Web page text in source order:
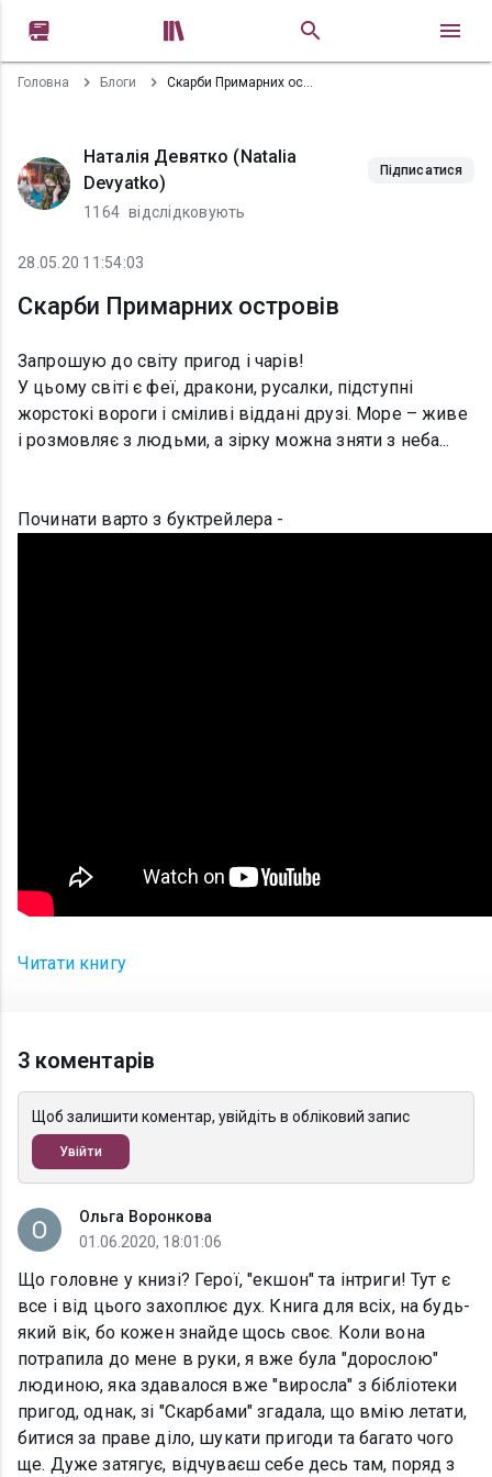
 
Головна Блоги Скарби Примарних островів
Наталія Девятко (Natalia
Devyatko)
Підписатися
1164 відслідковують
28.05.20 11:54:03
Скарби Примарних островів
Запрошую до світу пригод і чарів!
У цьому світі є феї, дракони, русалки, підступні
жорстокі вороги і сміливі віддані друзі. Море – живе
і розмовляє з людьми, а зірку можна зняти з неба...
Починати варто з буктрейлера -
Читати книгу
3 коментарів
Щоб залишити коментар, увійдіть в обліковий запис
Увійти
Ольга Воронкова
01.06.2020, 18:01:06
Що головне у книзі? Герої, "екшон" та інтриги! Тут є
все і від цього захоплює дух. Книга для всіх, на будь-
який вік, бо кожен знайде щось своє. Коли вона
потрапила до мене в руки, я вже була "дорослою"
людиною, яка здавалося вже "виросла" з бібліотеки
пригод, однак, зі "Скарбами" згадала, що вмію летати,
битися за праве діло, шукати пригоди та багато чого
ще. Дуже затягує, відчуваєш себе десь там, поряд з